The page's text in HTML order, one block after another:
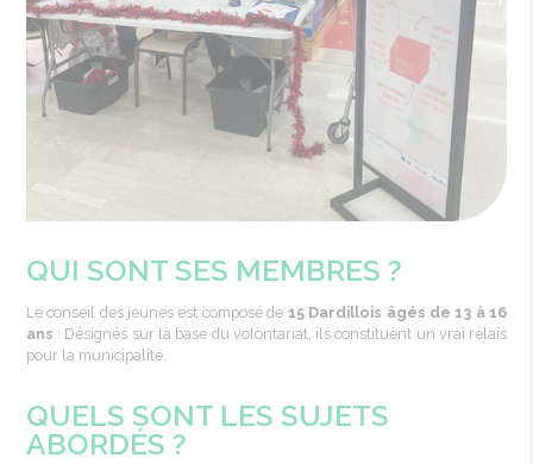
QUI SONT SES MEMBRES ?
Le conseil des jeunes est composé de 15 Dardillois âgés de 13 à 16
ans : Désignés sur la base du volontariat, ils constituent un vrai relais
pour la municipalité. ​
QUELS SONT LES SUJETS
ABORDÉS ?